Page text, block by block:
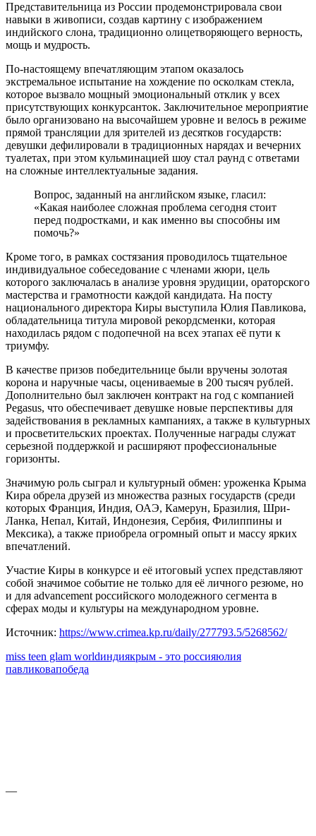
Представительница из России продемонстрировала свои
навыки в живописи, создав картину с изображением
индийского слона, традиционно олицетворяющего верность,
мощь и мудрость.
По-настоящему впечатляющим этапом оказалось
экстремальное испытание на хождение по осколкам стекла,
которое вызвало мощный эмоциональный отклик у всех
присутствующих конкурсанток. Заключительное мероприятие
было организовано на высочайшем уровне и велось в режиме
прямой трансляции для зрителей из десятков государств:
девушки дефилировали в традиционных нарядах и вечерних
туалетах, при этом кульминацией шоу стал раунд с ответами
на сложные интеллектуальные задания.
Вопрос, заданный на английском языке, гласил:
«Какая наиболее сложная проблема сегодня стоит
перед подростками, и как именно вы способны им
помочь?»
Кроме того, в рамках состязания проводилось тщательное
индивидуальное собеседование с членами жюри, цель
которого заключалась в анализе уровня эрудиции, ораторского
мастерства и грамотности каждой кандидата. На посту
национального директора Киры выступила Юлия Павликова,
обладательница титула мировой рекордсменки, которая
находилась рядом с подопечной на всех этапах её пути к
триумфу.
В качестве призов победительнице были вручены золотая
корона и наручные часы, оцениваемые в 200 тысяч рублей.
Дополнительно был заключен контракт на год с компанией
Pegasus, что обеспечивает девушке новые перспективы для
задействования в рекламных кампаниях, а также в культурных
и просветительских проектах. Полученные награды служат
серьезной поддержкой и расширяют профессиональные
горизонты.
Значимую роль сыграл и культурный обмен: уроженка Крыма
Кира обрела друзей из множества разных государств (среди
которых Франция, Индия, ОАЭ, Камерун, Бразилия, Шри-
Ланка, Непал, Китай, Индонезия, Сербия, Филиппины и
Мексика), а также приобрела огромный опыт и массу ярких
впечатлений.
Участие Киры в конкурсе и её итоговый успех представляют
собой значимое событие не только для её личного резюме, но
и для advancement российского молодежного сегмента в
сферах моды и культуры на международном уровне.
Источник: https://www.crimea.kp.ru/daily/277793.5/5268562/
miss teen glam worldиндиякрым - это россияюлия
павликовапобеда
—